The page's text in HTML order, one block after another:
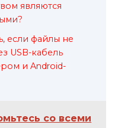
являются
если файлы не
USB-кабель
и Android-
со всеми